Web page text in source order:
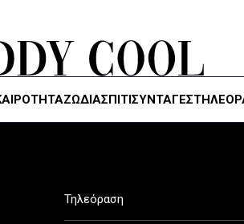
ΖΏΔΙΑΣΠΙΤΙΣΥΝΤΑΓΕΣ
Τηλεόραση